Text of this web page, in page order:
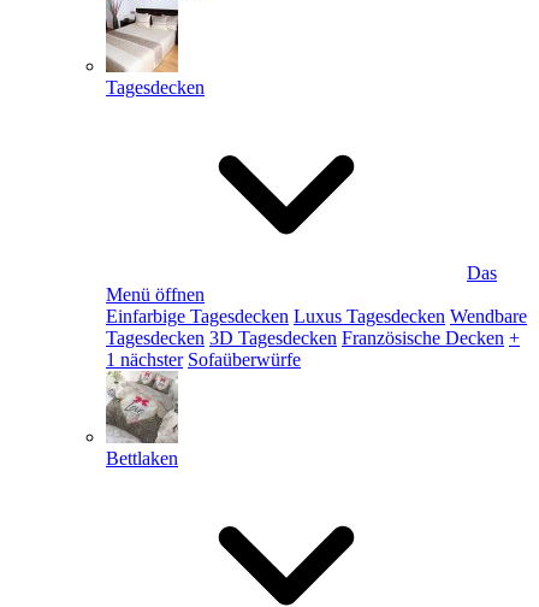
Tagesdecken
Das
Menü öffnen
Einfarbige Tagesdecken Luxus Tagesdecken Wendbare
Tagesdecken 3D Tagesdecken Französische Decken +
1 nächster Sofaüberwürfe
Bettlaken